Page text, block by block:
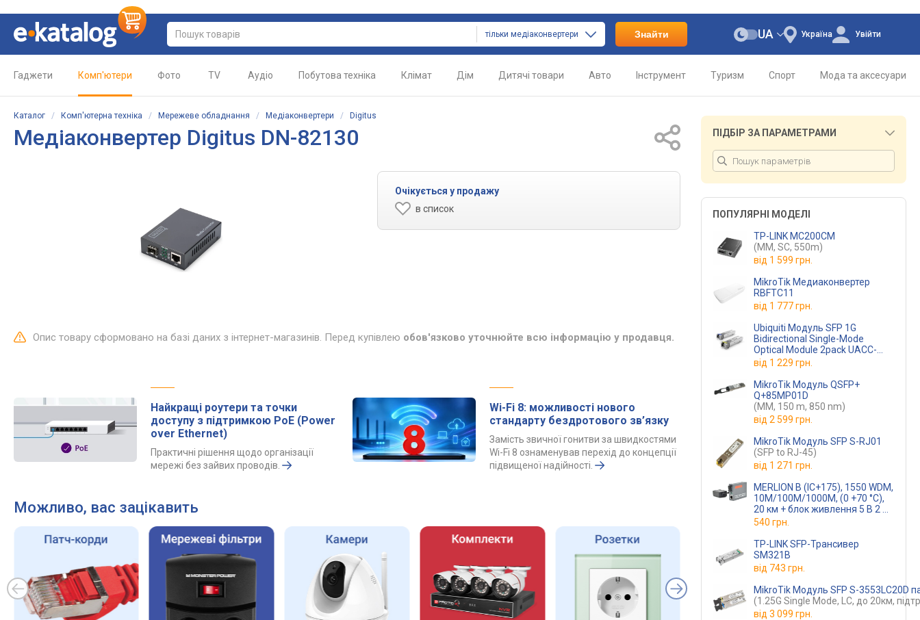
тільки медіаконвертери Знайти Україна
UA Увійти
Гаджети Комп'ютери Фото TV Аудіо Побутова техніка Клімат Дім Дитячі товари Авто Інструмент Туризм Спорт Мода та аксесуари
Каталог / Комп'ютерна техніка / Мережеве обладнання / Медіаконвертери / Digitus
Медіаконвертер Digitus DN-82130
Очікується у продажу
в список
Опис товару сформовано на базі даних з інтернет-магазинів. Перед купівлею обов'язково уточнюйте всю інформацію у продавця.
Найкращі роутери та точки
доступу з підтримкою PoE (Power
over Ethernet)
Практичні рішення щодо організації
мережі без зайвих проводів.
Wi-Fi 8: можливості нового
стандарту бездротового зв’язку
Замість звичної гонитви за швидкостями
Wi-Fi 8 ознаменував перехід до концепції
підвищеної надійності.
Можливо, вас зацікавить
ПІДБІР ЗА ПАРАМЕТРАМИ
ПОПУЛЯРНІ МОДЕЛІ
TP-LINK MC200CM
(MM, SC, 550m)
від 1 599 грн.
MikroTik Медиаконвертер
RBFTC11
від 1 777 грн.
Ubiquiti Модуль SFP 1G
Bidirectional Single-Mode
Optical Module 2pack UACC-
OM-SM-1G-S-2
(UACC-OM-SM-1G-S-2)
від 1 229 грн.
MikroTik Модуль QSFP+
Q+85MP01D
(MM, 150 m, 850 nm)
від 2 599 грн.
MikroTik Модуль SFP S-RJ01
(SFP to RJ-45)
від 1 271 грн.
MERLION B (IC+175), 1550 WDM,
10M/100M/1000M, (0 +70 °C),
20 км + блок живлення 5 В 2 A
(MLMC1000
540 грн.
TP-LINK SFP-Трансивер
SM321B
від 743 грн.
MikroTik Модуль SFP S-
(1.25G Single Mode, LC, до 20км,
від 3 099 грн.